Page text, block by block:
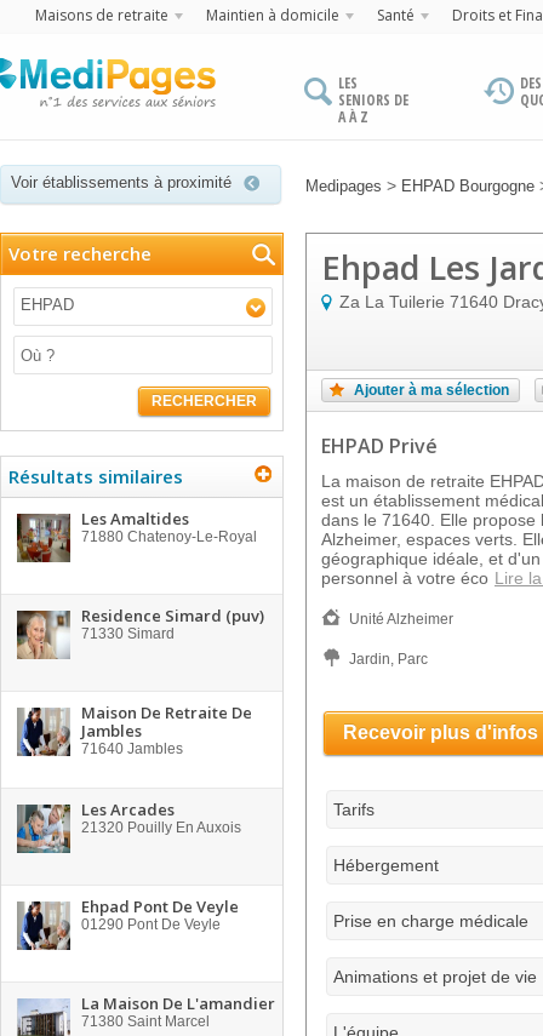
Maisons de retraite Maintien à domicile Santé Droits et
LES
SENIORS DE
A À Z
Voir établissements à proximité Medipages > EHPAD Bourgogne
Votre recherche
EHPAD
RECHERCHER
Résultats similaires
Les Amaltides
71880 Chatenoy-Le-Royal
Residence Simard (puv)
71330 Simard
Maison De Retraite De
Jambles
71640 Jambles
Les Arcades
21320 Pouilly En Auxois
Ehpad Pont De Veyle
01290 Pont De Veyle
La Maison De L'amandier
71380 Saint Marcel
Ehpad Les
Za La Tuilerie 71640
Ajouter à ma sélection
EHPAD Privé
La maison de retraite
est un établissement
dans le 71640. Elle
Alzheimer, espaces verts.
géographique idéale, et
personnel à votre éco Lire
Unité Alzheimer
Jardin, Parc
Recevoir plus d'infos
Tarifs
Hébergement
Prise en charge médicale
Animations et projet de vie